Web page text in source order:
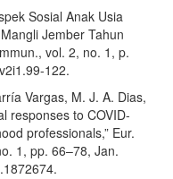
Sosial Anak Usia
Jember Tahun
vol. 2, no. 1, p.
122.
Vargas, M. J. A. Dias,
responses to COVID-
professionals,” Eur.
1, pp. 66–78, Jan.